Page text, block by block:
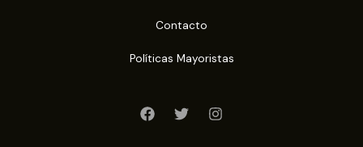
Contacto
Políticas Mayoristas